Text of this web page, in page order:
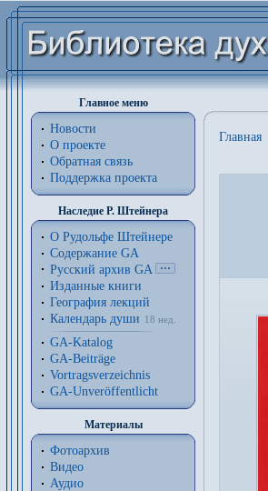
Главное меню
Новости
О проекте
Обратная связь
Поддержка проекта
Наследие Р. Штейнера
О Рудольфе Штейнере
Содержание GA
Русский архив GA
Изданные книги
География лекций
Календарь души
18 нед.
GA-Katalog
GA-Beiträge
Vortragsverzeichnis
GA-Unveröffentlicht
Материалы
Фотоархив
Видео
Аудио
Главная